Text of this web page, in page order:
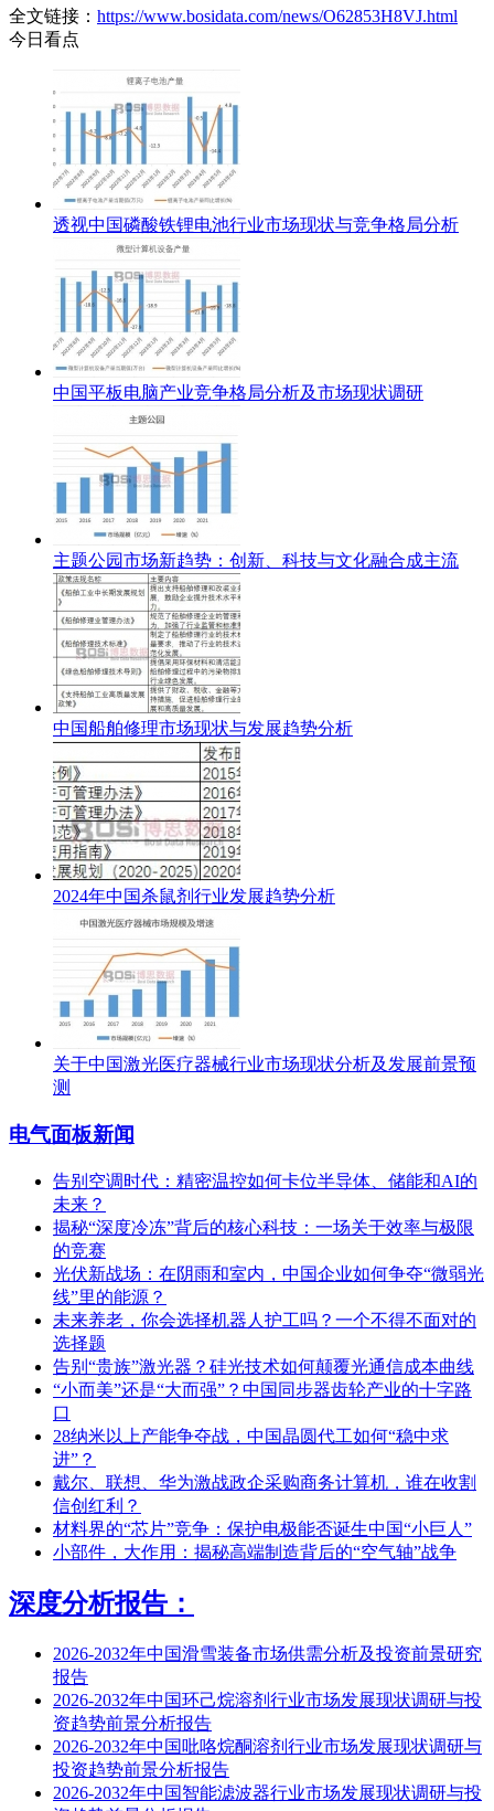
全文链接： https://www.bosidata.com/news/O62853H8VJ.html
今日看点
透视中国磷酸铁锂电池行业市场现状与竞争格局分析
中国平板电脑产业竞争格局分析及市场现状调研
主题公园市场新趋势：创新、科技与文化融合成主流
中国船舶修理市场现状与发展趋势分析
2024年中国杀鼠剂行业发展趋势分析
关于中国激光医疗器械行业市场现状分析及发展前景预
测
电气面板新闻
告别空调时代：精密温控如何卡位半导体、储能和AI的
未来？
揭秘“深度冷冻”背后的核心科技：一场关于效率与极限
的竞赛
光伏新战场：在阴雨和室内，中国企业如何争夺“微弱光
线”里的能源？
未来养老，你会选择机器人护工吗？一个不得不面对的
选择题
告别“贵族”激光器？硅光技术如何颠覆光通信成本曲线
“小而美”还是“大而强”？中国同步器齿轮产业的十字路
口
28纳米以上产能争夺战，中国晶圆代工如何“稳中求
进”？
戴尔、联想、华为激战政企采购商务计算机，谁在收割
信创红利？
材料界的“芯片”竞争：保护电极能否诞生中国“小巨人”
小部件，大作用：揭秘高端制造背后的“空气轴”战争
深度分析报告：
2026-2032年中国滑雪装备市场供需分析及投资前景研究
报告
2026-2032年中国环己烷溶剂行业市场发展现状调研与投
资趋势前景分析报告
2026-2032年中国吡咯烷酮溶剂行业市场发展现状调研与
投资趋势前景分析报告
2026-2032年中国智能滤波器行业市场发展现状调研与投